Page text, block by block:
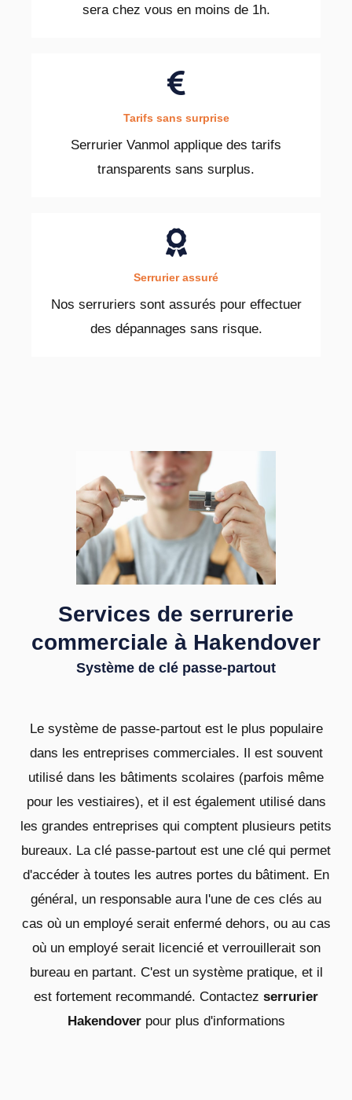
sera chez vous en moins de 1h.
Tarifs sans surprise
Serrurier Vanmol applique des tarifs
transparents sans surplus.
Serrurier assuré
Nos serruriers sont assurés pour effectuer
des dépannages sans risque.
Services de serrurerie
commerciale à Hakendover
Système de clé passe-partout
Le système de passe-partout est le plus populaire
dans les entreprises commerciales. Il est souvent
utilisé dans les bâtiments scolaires (parfois même
pour les vestiaires), et il est également utilisé dans
les grandes entreprises qui comptent plusieurs petits
bureaux. La clé passe-partout est une clé qui permet
d'accéder à toutes les autres portes du bâtiment. En
général, un responsable aura l'une de ces clés au
cas où un employé serait enfermé dehors, ou au cas
où un employé serait licencié et verrouillerait son
bureau en partant. C'est un système pratique, et il
est fortement recommandé. Contactez serrurier
Hakendoverpour plus d'informations